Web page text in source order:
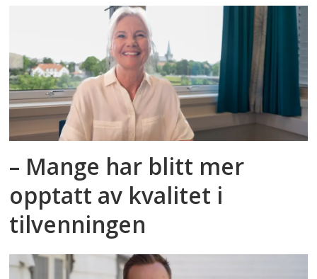
– Mange har blitt mer
opptatt av kvalitet i
tilvenningen